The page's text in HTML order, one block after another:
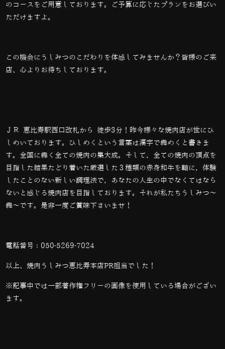
のコースをご用意しております。ご予算に応じたプランをお選びい
ただけますよ。
この機会にうしみつのこだわりを体感してみませんか？皆様のご来
店、心よりお待ちしております。
ＪＲ 恵比寿駅西口改札から 徒歩3分！昨今様々な焼肉店が世にひ
しめいております。ひしめくという言葉は漢字で犇めくと書きま
す。全国に犇く全ての焼肉の集大成。そして，全ての焼肉の頂点を
目指した結果たどり着いた厳選した３種類の赤身和牛を軸に，体験
したことのない新しい調理法で，あなたの人生の中でなくてはなら
ないと感じる焼肉店を目指しております。それが私たちうしみつ～
犇～です。是非一度ご賞味下さいませ！
電話番号： 050-5269-7024
以上、焼肉うしみつ恵比寿本店PR担当でした！
※記事中では一部著作権フリーの画像を使用している場合がござい
ます。